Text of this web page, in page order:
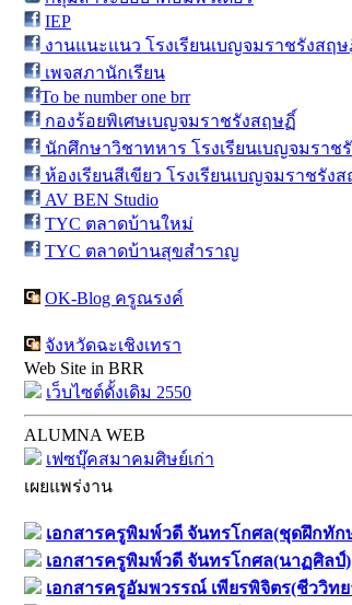
IEP
งานแนะแนว โรงเรียนเบญจมราชรังสฤ
เพจสภานักเรียน
To be number one brr
กองร้อยพิเศษเบญจมราชรังสฤษฏิ์
นักศึกษาวิชาทหาร โรงเรียนเบญจมราช
ห้องเรียนสีเขียว โรงเรียนเบญจมราชรัง
AV BEN Studio
TYC ตลาดบ้านใหม่
TYC ตลาดบ้านสุขสำราญ
OK-Blog ครูณรงค์
จังหวัดฉะเชิงเทรา
Web Site in BRR
เว็บไซต์ดั้งเดิม 2550
ALUMNA WEB
เฟซบุ๊คสมาคมศิษย์เก่า
เผยแพร่งาน
เอกสารครูพิมพ์วดี จันทรโกศล(ชุดฝึกทั
เอกสารครูพิมพ์วดี จันทรโกศล(นาฏศิลป์)
เอกสารครูอัมพวรรณ์ เพียรพิจิตร(ชีววิทย